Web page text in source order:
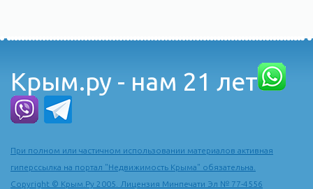
Крым.ру - нам 21 лет
При полном или частичном использовании материалов активная
гиперссылка на портал "Недвижимость Крыма" обязательна.
Copyright © Крым.Ру 2005. Лицензия Минпечати Эл № 77-4556